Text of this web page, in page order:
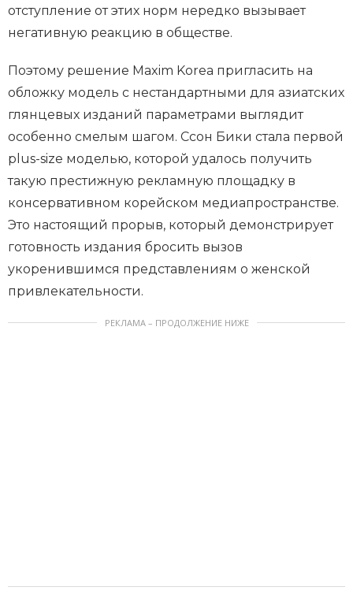
отступление от этих норм нередко вызывает
негативную реакцию в обществе.
Поэтому решение Maxim Korea пригласить на
обложку модель с нестандартными для азиатских
глянцевых изданий параметрами выглядит
особенно смелым шагом. Ссон Бики стала первой
plus-size моделью, которой удалось получить
такую престижную рекламную площадку в
консервативном корейском медиапространстве.
Это настоящий прорыв, который демонстрирует
готовность издания бросить вызов
укоренившимся представлениям о женской
привлекательности.
РЕКЛАМА – ПРОДОЛЖЕНИЕ НИЖЕ